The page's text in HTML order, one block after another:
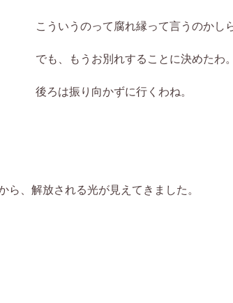
こういうのって腐れ縁って言うのかし
でも、もうお別れすることに決めたわ。
後ろは振り向かずに行くわね。
、解放される光が見えてきました。